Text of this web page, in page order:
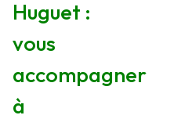
Huguet :
vous
accompagner
à